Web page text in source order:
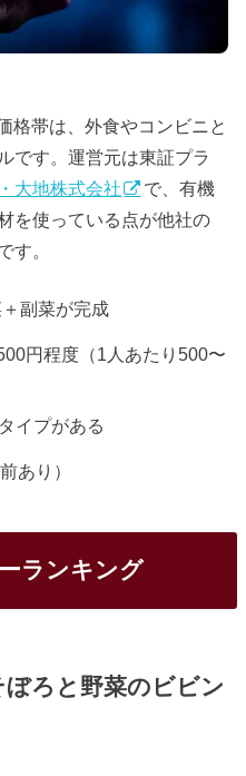
格帯は、外食やコンビニと
です。運営元は東証プラ
大地株式会社
で、有機
を使っている点が他社の
す。
副菜が完成
円程度（1人あたり500〜
イプがある
あり）
ランキング
ろと野菜のビビン